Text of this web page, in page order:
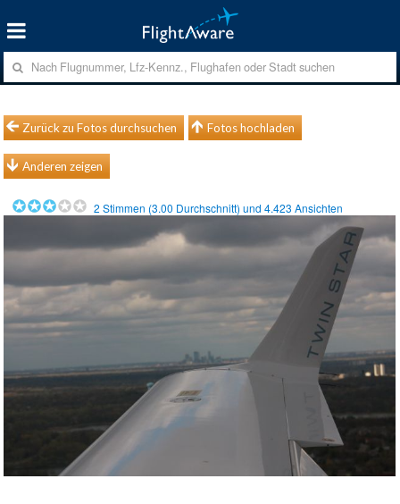
Zurück zu Fotos durchsuchen Fotos hochladen
Anderen zeigen
2 Stimmen (3.00 Durchschnitt) und4.423 Ansichten